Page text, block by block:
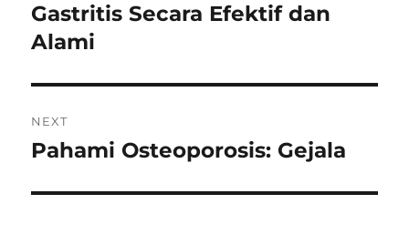
post:
Gastritis Secara Efektif dan
Alami
NEXT
Next
Pahami Osteoporosis: Gejala